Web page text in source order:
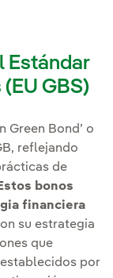
Estándar
GBS)
Green Bond’ o
reflejando
de
bonos
financiera
su estrategia
que
por